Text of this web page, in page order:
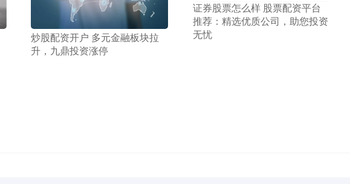
​炒股配资开户 多元金融板块拉
升，九鼎投资涨停
​证券股票怎么样 股票配资平台
推荐：精选优质公司，助您投资
无忧